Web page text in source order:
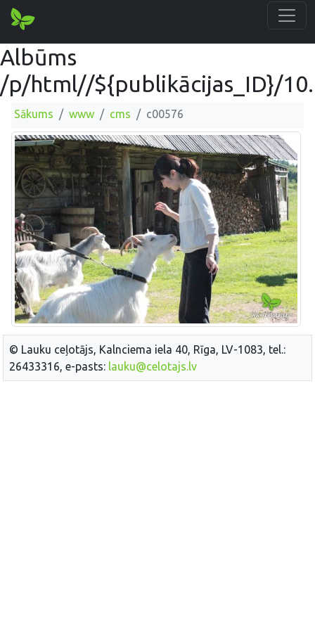
Albūms
/p/html//${publikācijas_ID}/
Sākums www cms c00576
© Lauku ceļotājs, Kalnciema iela 40, Rīga, LV-1083, tel.:
26433316, e-pasts: lauku@celotajs.lv